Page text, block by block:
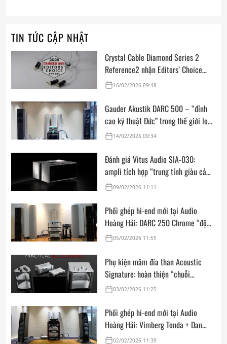
TIN TỨC CẬP NHẬT
Crystal Cable Diamond Series 2
Reference2 nhận Editors’ Choice
Award: Dedicated Audio 2026 từ
16/02/2026 09:48
Gauder Akustik DARC 500 – “đỉnh
cao kỹ thuật Đức” trong thế giới loa
hi-end tham chiếu
14/02/2026 09:34
Đánh giá Vitus Audio SIA-030:
ampli tích hợp “trung tính giàu cảm
xúc”, mạnh mẽ và linh hoạt cho
09/02/2026 11:11
Phối ghép hi-end mới tại Audio
Hoàng Hải: DARC 250 Chrome “độc
bản” cùng FM Acoustics, Goldmund,
05/02/2026 11:55
Phụ kiện mâm đĩa than Acoustic
Signature: hoàn thiện “chuỗi
analog” từ tầng phono đến chi tiết
03/02/2026 11:25
Phối ghép hi-end mới tại Audio
Hoàng Hải: Vimberg Tonda + Dan
D’Agostino Master Audio Systems
02/02/2026 11:39